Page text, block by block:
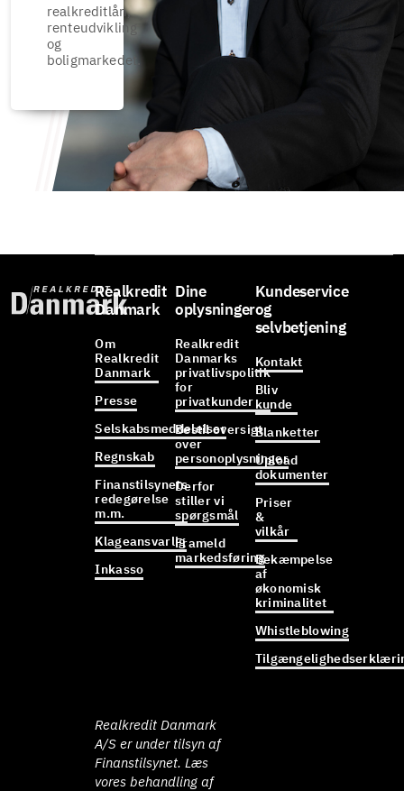
realkreditlån,
renteudvikling
og
boligmarkedet.
Realkredit
Danmark
Om
Realkredit
Danmark
Presse
Selskabsmeddelelser
Regnskab
Finanstilsynets
redegørelse
m.m.
Klageansvarlig
Inkasso
Dine
oplysninger
Realkredit
Danmarks
privatlivspolitik
for
privatkunder
Bestil oversigt
over
personoplysninger
Derfor
stiller vi
spørgsmål
Frameld
markedsføring
Kundeservice
og
selvbetjening
Kontakt
Bliv
kunde
Blanketter
Upload
dokumenter
Priser
&
vilkår
Bekæmpelse
af
økonomisk
kriminalitet
Whistleblowing
Realkredit Danmark
A/S er under tilsyn af
Finanstilsynet. Læs
vores behandling af